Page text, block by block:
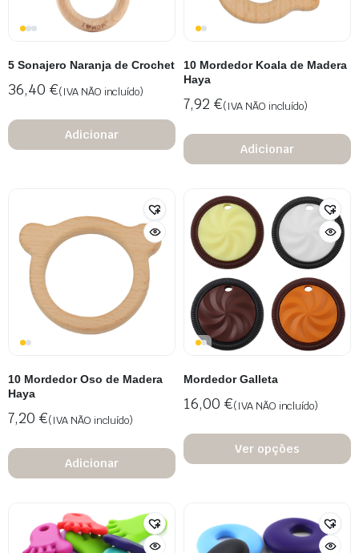
5 Sonajero Naranja de Crochet
36,40 €(IVA NÃO incluído)
Adicionar
10 Mordedor Koala de Madera
Haya
7,92 €(IVA NÃO incluído)
Adicionar
10 Mordedor Oso de Madera
Haya
7,20 €(IVA NÃO incluído)
Adicionar
Mordedor Galleta
16,00 €(IVA NÃO incluído)
Ver opções